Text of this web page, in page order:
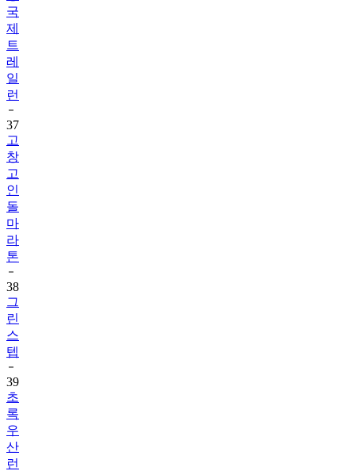
국
제
트
레
일
런
37
고
창
고
인
돌
마
라
톤
38
그
린
스
텝
39
초
록
우
산
런